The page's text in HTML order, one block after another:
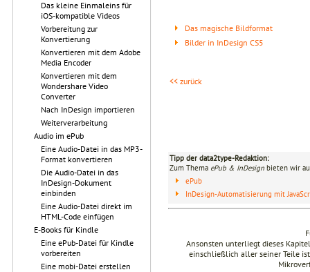
Das kleine Einmaleins für
iOS-kompatible Videos
Vorbereitung zur
Konvertierung
Konvertieren mit dem Adobe
Media Encoder
Konvertieren mit dem
Wondershare Video
Converter
Nach InDesign importieren
Weiterverarbeitung
Audio im ePub
Eine Audio-Datei in das MP3-
Format konvertieren
Die Audio-Datei in das
InDesign-Dokument
einbinden
Eine Audio-Datei direkt im
HTML-Code einfügen
E-Books für Kindle
Eine ePub-Datei für Kindle
vorbereiten
Eine mobi-Datei erstellen
Das magische Bildformat
Bilder in InDesign CS5
<< zurück
Tipp der data2type-Redaktion:
Zum Thema ePub & InDesign bieten wir
ePub
InDesign-Automatisierung mit
Ansonsten unterliegt dieses
einschließlich aller seiner Teile